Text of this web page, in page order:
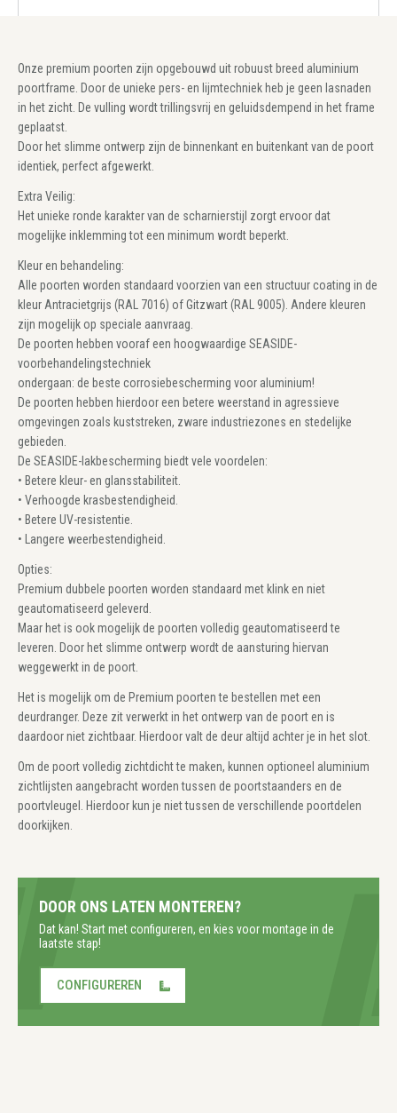
Onze premium poorten zijn opgebouwd uit robuust breed aluminium
poortframe. Door de unieke pers- en lijmtechniek heb je geen lasnaden
in het zicht. De vulling wordt trillingsvrij en geluidsdempend in het frame
geplaatst.
Door het slimme ontwerp zijn de binnenkant en buitenkant van de poort
identiek, perfect afgewerkt.
Extra Veilig:
Het unieke ronde karakter van de scharnierstijl zorgt ervoor dat
mogelijke inklemming tot een minimum wordt beperkt.
Kleur en behandeling:
Alle poorten worden standaard voorzien van een structuur coating in de
kleur Antracietgrijs (RAL 7016) of Gitzwart (RAL 9005). Andere kleuren
zijn mogelijk op speciale aanvraag.
De poorten hebben vooraf een hoogwaardige SEASIDE-
voorbehandelingstechniek
ondergaan: de beste corrosiebescherming voor aluminium!
De poorten hebben hierdoor een betere weerstand in agressieve
omgevingen zoals kuststreken, zware industriezones en stedelijke
gebieden.
De SEASIDE-lakbescherming biedt vele voordelen:
• Betere kleur- en glansstabiliteit.
• Verhoogde krasbestendigheid.
• Betere UV-resistentie.
• Langere weerbestendigheid.
Opties:
Premium dubbele poorten worden standaard met klink en niet
geautomatiseerd geleverd.
Maar het is ook mogelijk de poorten volledig geautomatiseerd te
leveren. Door het slimme ontwerp wordt de aansturing hiervan
weggewerkt in de poort.
Het is mogelijk om de Premium poorten te bestellen met een
deurdranger. Deze zit verwerkt in het ontwerp van de poort en is
daardoor niet zichtbaar. Hierdoor valt de deur altijd achter je in het slot.
Om de poort volledig zichtdicht te maken, kunnen optioneel aluminium
zichtlijsten aangebracht worden tussen de poortstaanders en de
poortvleugel. Hierdoor kun je niet tussen de verschillende poortdelen
doorkijken.
DOOR ONS LATEN MONTEREN?
Dat kan! Start met configureren, en kies voor montage in de
laatste stap!
CONFIGUREREN